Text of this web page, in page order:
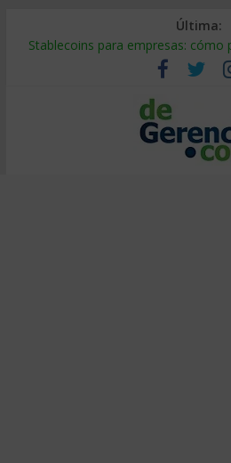
Última:
Stablecoins para empresas: cómo
Despido silencioso: qué es y por
IA en selección de personal: cómo
Trabajo forzoso en la cadena de
Mercado hispano de EE. UU.: